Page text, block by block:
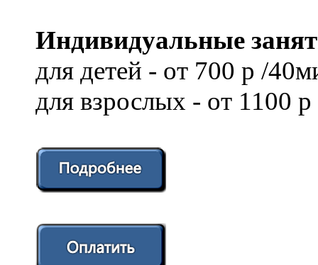
Индивидуальные
для детей - от 700 р /
для взрослых - от 1100